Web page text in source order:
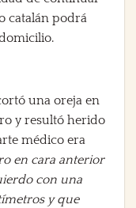
catalán podrá
una oreja en
y resultó herido
médico era
en cara anterior
con una
y que